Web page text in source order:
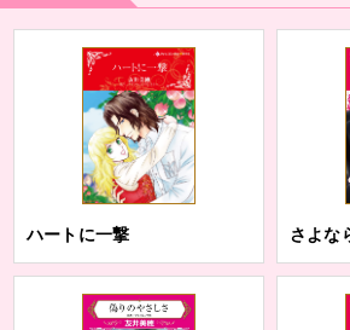
ハートに一撃 さよな